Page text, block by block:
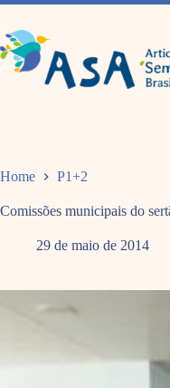
Pular
o
conteúdo
Home P1+2
Comissões municipais do
29 de maio de 2014